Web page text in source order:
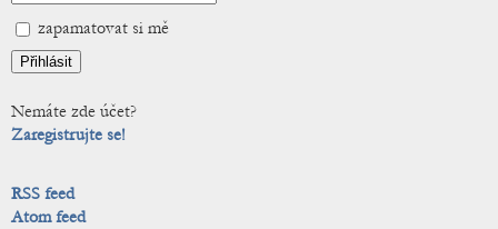
zapamatovat si mě
Nemáte zde účet?
Zaregistrujte se!
RSS feed
Atom feed